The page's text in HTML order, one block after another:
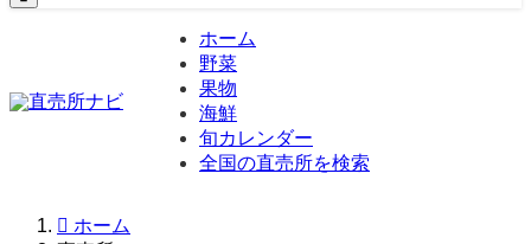
ホーム
野菜
果物
海鮮
旬カレンダー
全国の直売所を検索
ホーム